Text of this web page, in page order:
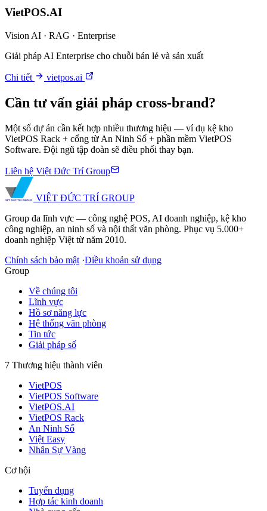
VietPOS.AI
Vision AI · RAG · Enterprise
Giải pháp AI Enterprise cho chuỗi bán lẻ và sản xuất
Chi tiết vietpos.ai
Cần tư vấn giải pháp cross-brand?
Một số dự án cần kết hợp nhiều thương hiệu — ví dụ kệ kho
VietPOS Rack + cổng từ An Ninh Số + phần mềm VietPOS
Software. Đội ngũ tập đoàn sẽ điều phối thay bạn.
Liên hệ Việt Đức Trí Group
VIỆT ĐỨC TRÍ GROUP
Group đa lĩnh vực — công nghệ POS, AI doanh nghiệp, kệ kho
công nghiệp, an ninh số và nội thất văn phòng. Phục vụ 5.000+
doanh nghiệp Việt từ năm 2010.
Chính sách bảo mật ·Điều khoản sử dụng
Group
Về chúng tôi
Lĩnh vực
Hồ sơ năng lực
Hệ thống văn phòng
Tin tức
Giải pháp số
7 Thương hiệu thành viên
VietPOS
VietPOS Software
VietPOS.AI
VietPOS Rack
An Ninh Số
Việt Easy
Nhân Sự Vàng
Cơ hội
Tuyển dụng
Hợp tác kinh doanh